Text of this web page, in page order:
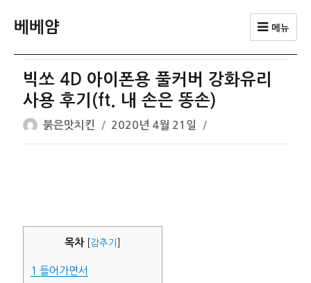
베베얌 메뉴
빅쏘 4D 아이폰용 풀커버 강화유리
사용 후기(ft. 내 손은 똥손)
글
쓴
붉은맛치킨
작
성
2020년 4월 21일
목차 감추기
1 들어가면서